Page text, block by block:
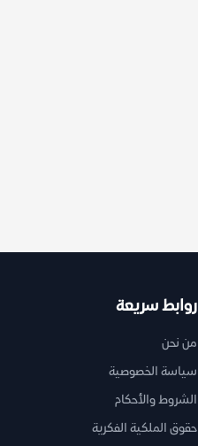
روابط سريعة
من نحن
سياسة الخصوصية
الشروط والأحكام
حقوق الملكية الفكرية